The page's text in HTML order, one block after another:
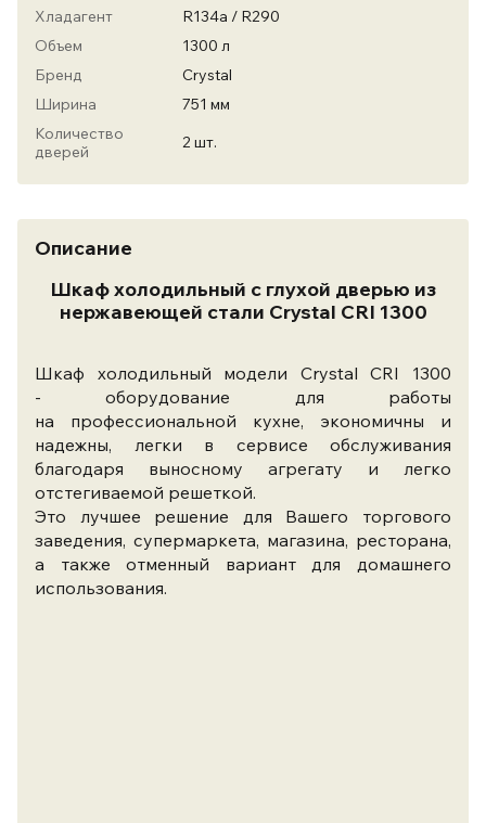
Хладагент
R134a / R290
Объем
1300 л
Бренд
Crystal
Ширина
751 мм
Количество
дверей
2 шт.
Описание
Шкаф холодильный с глухой дверью из
нержавеющей стали Crystal CRI 1300
Шкаф холодильный модели Crystal CRI 1300
- оборудование для работы
на профессиональной кухне, экономичны и
надежны, легки в сервисе обслуживания
благодаря выносному агрегату и легко
отстегиваемой решеткой.
Это лучшее решение для Вашего торгового
заведения, супермаркета, магазина, ресторана,
а также отменный вариант для домашнего
использования.